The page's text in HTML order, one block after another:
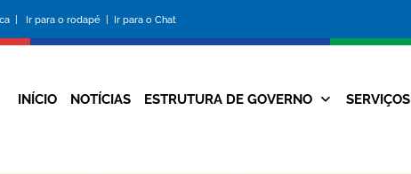
| Ir para o rodapé | Ir para o Chat
da
Prefeitura
Navegação
INÍCIO NOTÍCIAS ESTRUTURA DE GOVERNO SERVIÇOS